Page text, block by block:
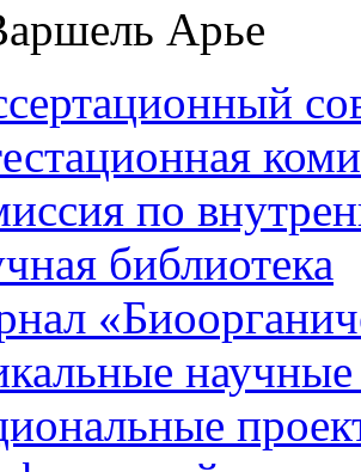
Арье
по
библиотека
научные